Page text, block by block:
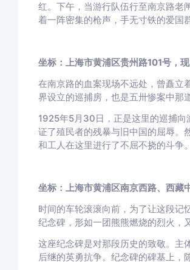
红。下午，当游行队伍行至南京路
着一阵密集的枪声，手无寸铁的爱国
坐标：上海市黄浦区贵州路101号，
在南京路的血案现场不远处，曾矗
界设立的巡捕房，也是五卅惨案中那
1925年5月30日，正是这里的巡捕向
证了殖民者的残暴与旧中国的屈辱。
和工人在这里进行了不屈不挠的斗争。
坐标：上海市黄浦区南京西路、西藏
时间的车轮滚滚向前，为了让这段记
纪念碑，形如一团熊熊燃烧的烈火，
这座纪念碑是对那段历史的致敬。主
后继的英勇抗争。纪念碑的碑基上，